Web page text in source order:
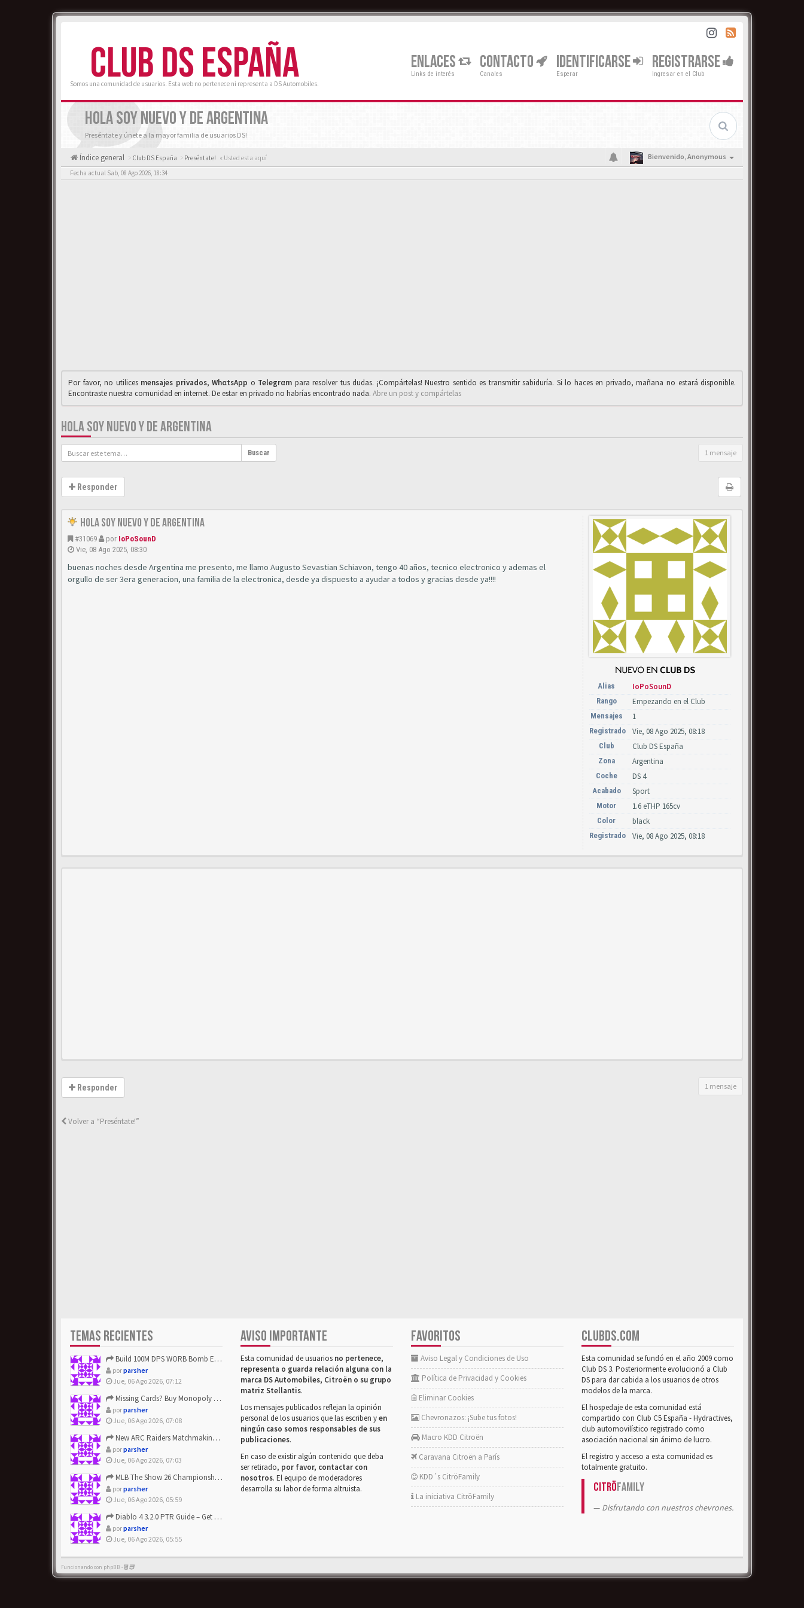
CLUB DS ESPAÑA
Somos una comunidad de usuarios. Esta web no pertenece ni representa a DS Automobiles.
ENLACES
Links de interés
CONTACTO
Canales
IDENTIFICARSE
Esperar
REGISTRARSE
Ingresar en el Club
HOLA SOY NUEVO Y DE ARGENTINA
Preséntate y únete a la mayor familia de usuarios DS!
Índice general Club DS España Preséntate! « Usted esta aquí Bienvenido,Anonymous
Fecha actual Sab, 08 Ago 2026, 18:34
Por favor, no utilices mensajes privados,WhαtsApp o Telegrαm para resolver tus dudas. ¡Compártelas! Nuestro sentido es transmitir sabiduría. Si lo haces en privado, mañana no estará disponible.
Encontraste nuestra comunidad en internet. De estar en privado no habrías encontrado nada. Abre un post y compártelas
HOLA SOY NUEVO Y DE ARGENTINA
Buscar 1 mensaje
Responder
Hola Soy Nuevo y de Argentina
#31069 por IoPoSounD
Vie, 08 Ago 2025, 08:30
buenas noches desde Argentina me presento, me llamo Augusto Sevastian Schiavon, tengo 40 años, tecnico electronico y ademas el
orgullo de ser 3era generacion, una familia de la electronica, desde ya dispuesto a ayudar a todos y gracias desde ya!!!!
Alias IoPoSounD
Rango Empezando en el Club
Mensajes 1
Registrado Vie, 08 Ago 2025, 08:18
Club Club DS España
Zona Argentina
Coche DS 4
Acabado Sport
Motor 1.6 eTHP 165cv
Color black
Registrado Vie, 08 Ago 2025, 08:18
Responder 1 mensaje
Volver a “Preséntate!”
TEMAS RECIENTES
Build 100M DPS WORB Bomb Elementalist Fast - Grab POE Curren...
porparsher
Jue, 06 Ago 2026, 07:12
Missing Cards? Buy Monopoly Go Happy Harvest with Looney Tun...
porparsher
Jue, 06 Ago 2026, 07:08
New ARC Raiders Matchmaking Update: Stop Failed - Grab Bluep...
porparsher
Jue, 06 Ago 2026, 07:03
MLB The Show 26 Championship Series Update! Get Cheap & ...
porparsher
Jue, 06 Ago 2026, 05:59
Diablo 4 3.2.0 PTR Guide – Get 8% Off Items Quickly to Test ...
porparsher
Jue, 06 Ago 2026, 05:55
AVISO IMPORTANTE
Esta comunidad de usuarios no pertenece,
representa o guarda relación alguna con la
marca DS Automobiles, Citroën o su grupo
matriz Stellantis.
Los mensajes publicados reflejan la opinión
personal de los usuarios que las escriben yen
ningún caso somos responsables de sus
publicaciones.
En caso de existir algún contenido que deba
ser retirado, por favor, contactar con
nosotros. El equipo de moderadores
desarrolla su labor de forma altruista.
FAVORITOS
Aviso Legal y Condiciones de Uso
Política de Privacidad y Cookies
Eliminar Cookies
Chevronazos: ¡Sube tus fotos!
Macro KDD Citroën
Caravana Citroën a París
KDD´s CitröFamily
La iniciativa CitröFamily
CLUBDS.COM
Esta comunidad se fundó en el año 2009 como
Club DS 3. Posteriormente evolucionó a Club
DS para dar cabida a los usuarios de otros
modelos de la marca.
El hospedaje de esta comunidad está
compartido con Club C5 España - Hydractives,
club automovilístico registrado como
asociación nacional sin ánimo de lucro.
El registro y acceso a esta comunidad es
totalmente gratuito.
CitröFamily
Disfrutando con nuestros chevrones.
Funcionando con phpBB -